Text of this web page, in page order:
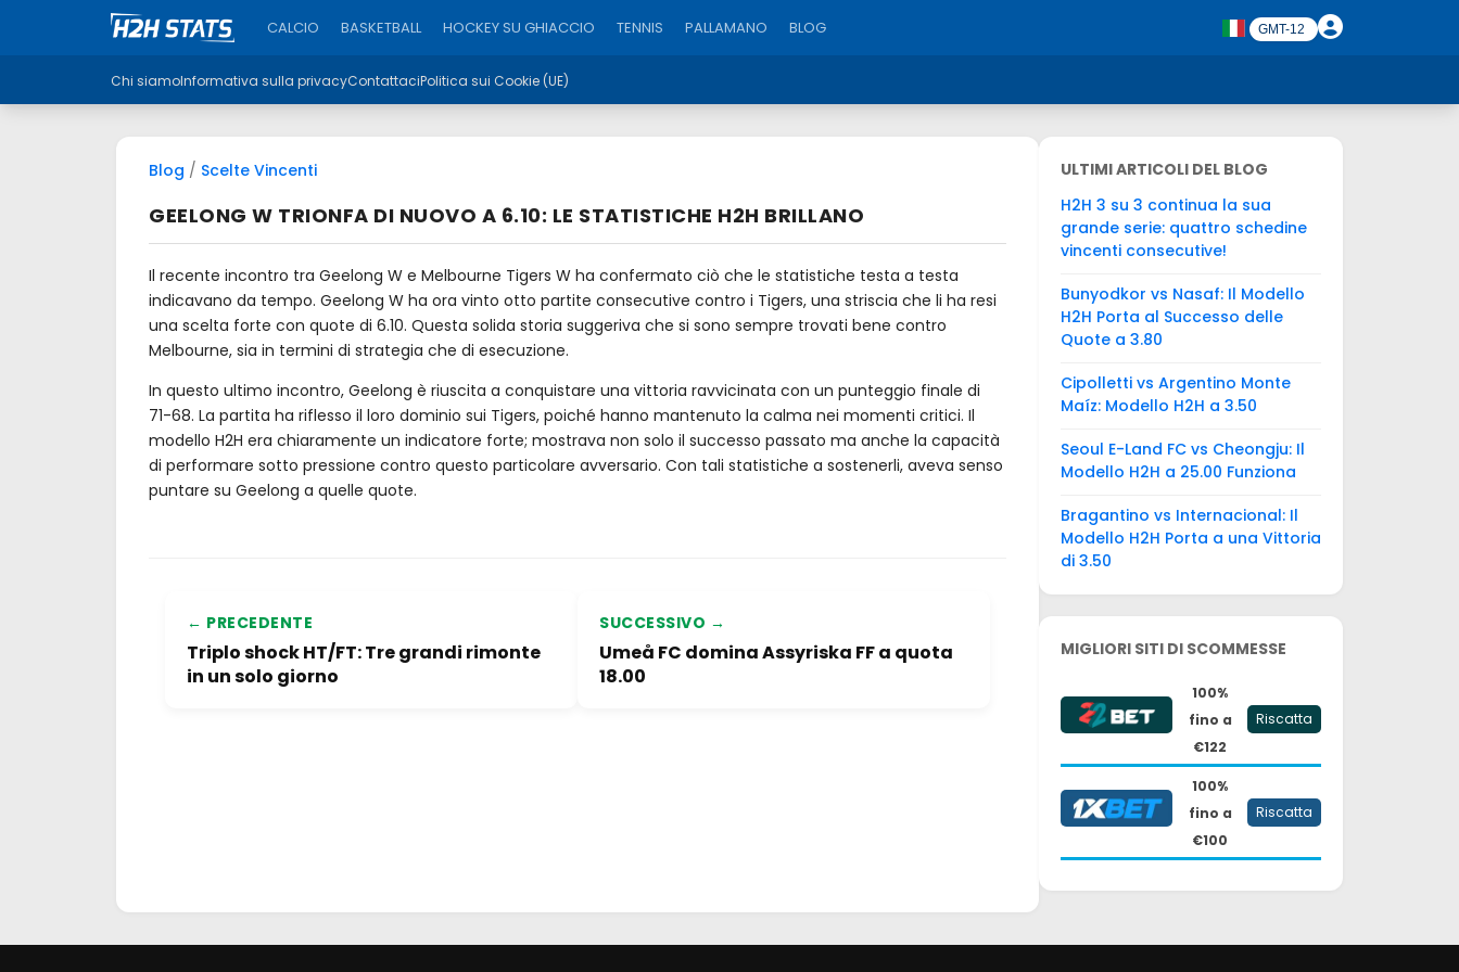
CALCIO BASKETBALL HOCKEY SU GHIACCIO TENNIS PALLAMANO BLOG
Chi siamoInformativa sulla privacyContattaciPolitica sui Cookie (UE)
Blog / Scelte Vincenti
GEELONG W TRIONFA DI NUOVO A 6.10: LE STATISTICHE H2H BRILLANO
Il recente incontro tra Geelong W e Melbourne Tigers W ha confermato ciò che le statistiche testa a testa
indicavano da tempo. Geelong W ha ora vinto otto partite consecutive contro i Tigers, una striscia che li ha resi
una scelta forte con quote di 6.10. Questa solida storia suggeriva che si sono sempre trovati bene contro
Melbourne, sia in termini di strategia che di esecuzione.
In questo ultimo incontro, Geelong è riuscita a conquistare una vittoria ravvicinata con un punteggio finale di
71-68. La partita ha riflesso il loro dominio sui Tigers, poiché hanno mantenuto la calma nei momenti critici. Il
modello H2H era chiaramente un indicatore forte; mostrava non solo il successo passato ma anche la capacità
di performare sotto pressione contro questo particolare avversario. Con tali statistiche a sostenerli, aveva senso
puntare su Geelong a quelle quote.
← PRECEDENTE
Triplo shock HT/FT: Tre grandi rimonte
in un solo giorno
SUCCESSIVO →
Umeå FC domina Assyriska FF a quota
18.00
ULTIMI ARTICOLI DEL BLOG
H2H 3 su 3 continua la sua
grande serie: quattro schedine
vincenti consecutive!
Bunyodkor vs Nasaf: Il Modello
H2H Porta al Successo delle
Quote a 3.80
Cipolletti vs Argentino Monte
Maíz: Modello H2H a 3.50
Seoul E-Land FC vs Cheongju: Il
Modello H2H a 25.00 Funziona
Bragantino vs Internacional: Il
Modello H2H Porta a una Vittoria
di 3.50
MIGLIORI SITI DI SCOMMESSE
100%
fino a
€122
Riscatta
100%
fino a
€100
Riscatta